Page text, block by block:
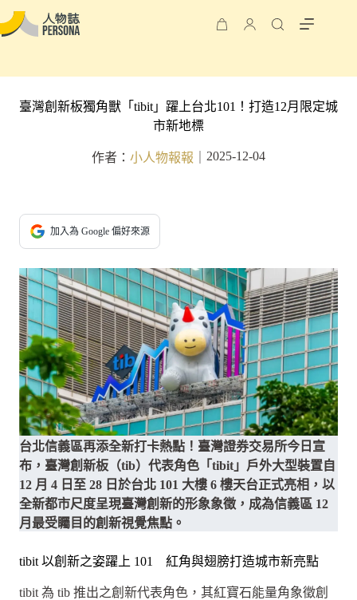
臺灣創新板獨角獸「tibit」躍上台北101！打造12月限定城
市新地標
作者： 小人物報報 2025-12-04
加入為 Google 偏好來源
台北信義區再添全新打卡熱點！臺灣證券交易所今日宣
布，臺灣創新板（tib）代表角色「tibit」戶外大型裝置自
12 月 4 日至 28 日於台北 101 大樓 6 樓天台正式亮相，以
全新都市尺度呈現臺灣創新的形象象徵，成為信義區 12
月最受矚目的創新視覺焦點。
tibit 以創新之姿躍上 101 紅角與翅膀打造城市新亮點
tibit 為 tib 推出之創新代表角色，其紅寶石能量角象徵創